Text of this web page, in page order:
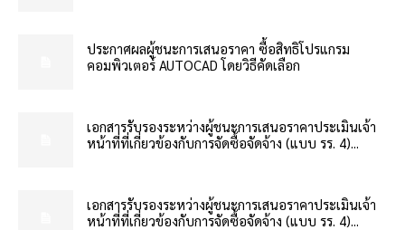
ประกาศผลผู้ชนะการเสนอราคา ซื้อสิทธิโปรแกรม
คอมพิวเตอร์ AUTOCAD โดยวิธีคัดเลือก
เอกสารรับรองระหว่างผู้ชนะการเสนอราคาประเมินเจ้า
หน้าที่ที่เกี่ยวข้องกับการจัดซื้อจัดจ้าง (แบบ รร. 4)...
เอกสารรับรองระหว่างผู้ชนะการเสนอราคาประเมินเจ้า
หน้าที่ที่เกี่ยวข้องกับการจัดซื้อจัดจ้าง (แบบ รร. 4)...